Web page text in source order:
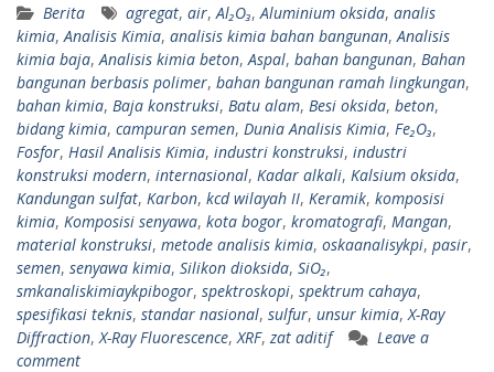
Berita agregat, air, Al₂O₃, Aluminium oksida, analis
kimia, Analisis Kimia, analisis kimia bahan bangunan, Analisis
kimia baja, Analisis kimia beton, Aspal, bahan bangunan, Bahan
bangunan berbasis polimer, bahan bangunan ramah lingkungan,
bahan kimia, Baja konstruksi, Batu alam, Besi oksida, beton,
bidang kimia, campuran semen, Dunia Analisis Kimia, Fe₂O₃,
Fosfor, Hasil Analisis Kimia, industri konstruksi, industri
konstruksi modern, internasional, Kadar alkali, Kalsium oksida,
Kandungan sulfat, Karbon, kcd wilayah II, Keramik, komposisi
kimia, Komposisi senyawa, kota bogor, kromatografi, Mangan,
material konstruksi, metode analisis kimia, oskaanalisykpi, pasir,
semen, senyawa kimia, Silikon dioksida, SiO₂,
smkanaliskimiaykpibogor, spektroskopi, spektrum cahaya,
spesifikasi teknis, standar nasional, sulfur, unsur kimia, X-Ray
Diffraction, X-Ray Fluorescence, XRF, zat aditif
Leave a
comment